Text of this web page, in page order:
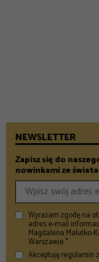
NEWSLETTER
Zapisz się do
nowinkami ze
Wyrażam zgodę na
adres e-mail
Magdalena Malutko-
Warszawie *
Akceptuję regulamin